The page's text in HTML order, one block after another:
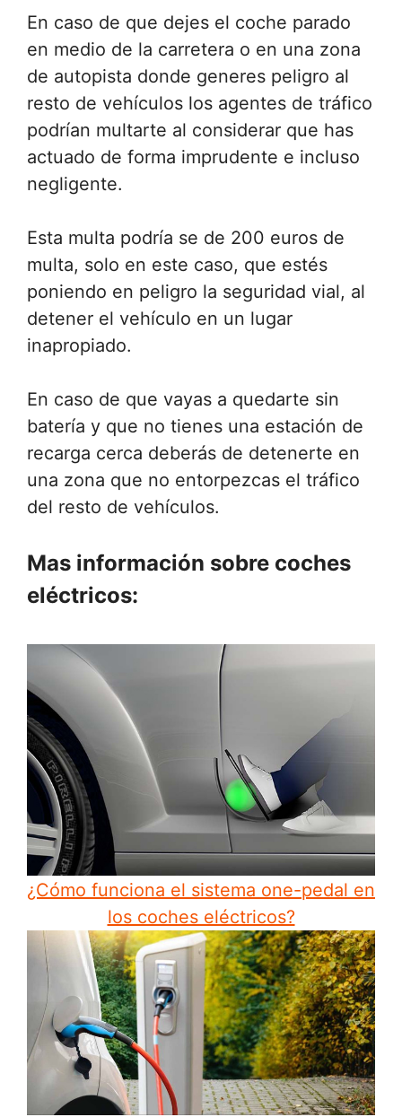
En caso de que dejes el coche parado
en medio de la carretera o en una zona
de autopista donde generes peligro al
resto de vehículos los agentes de tráfico
podrían multarte al considerar que has
actuado de forma imprudente e incluso
negligente.
Esta multa podría se de 200 euros de
multa, solo en este caso, que estés
poniendo en peligro la seguridad vial, al
detener el vehículo en un lugar
inapropiado.
En caso de que vayas a quedarte sin
batería y que no tienes una estación de
recarga cerca deberás de detenerte en
una zona que no entorpezcas el tráfico
del resto de vehículos.
Mas información sobre coches
eléctricos:
¿Cómo funciona el sistema one-pedal en
los coches eléctricos?